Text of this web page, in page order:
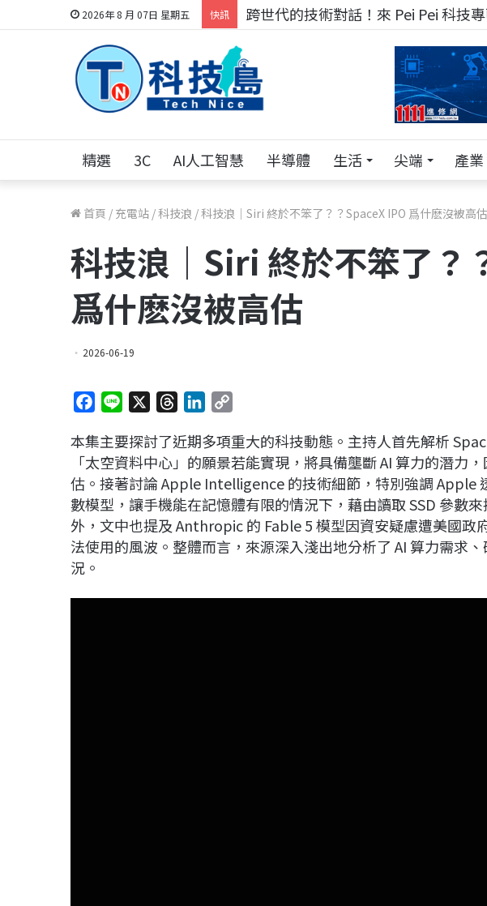
2026年 8 月 07日 星期五 快訊 跨世代的技術對話！來 Pei Pei 科技
精選 3C AI人工智慧 半導體 生活 尖端 產業
首頁 / 充電站 /科技浪 /科技浪｜Siri 終於不笨了？？SpaceX IPO 爲什麽沒被高估
科技浪｜Siri 終於不笨了？
爲什麽沒被高估
2026-06-19
c
e
b
o
o
k
n
e
r
e
a
d
s
n
k
e
d
I
n
p
y
L
i
n
k
本集主要探討了近期多項重大的科技動態。主持人首先解析
「太空資料中心」的願景若能實現，將具備壟斷 AI 算力的潛力
估。接著討論 Apple Intelligence 的技術細節，特別強調 Apple
數模型，讓手機能在記憶體有限的情況下，藉由讀取 SSD 參數
外，文中也提及 Anthropic 的 Fable 5 模型因資安疑慮遭美國政
法使用的風波。整體而言，來源深入淺出地分析了 AI 算力需求
況。